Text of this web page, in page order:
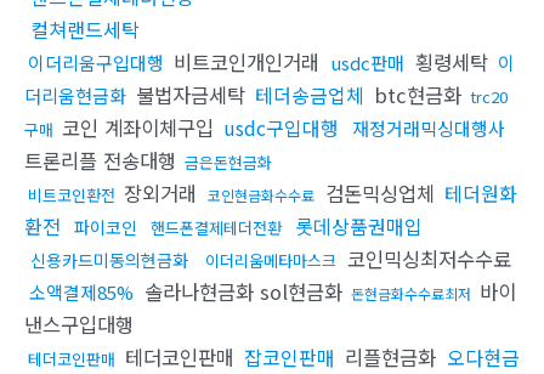
컬쳐랜드세탁
이더리움구입대행 비트코인개인거래 usdc판매 횡령세탁 이
더리움현금화 불법자금세탁 테더송금업체 btc현금화 trc20
구매 코인 계좌이체구입 usdc구입대행 재정거래믹싱대행사
트론리플 전송대행 금은돈현금화
비트코인환전 장외거래 코인현금화수수료 검돈믹싱업체 테더원화
환전 파이코인 핸드폰결제테더전환 롯데상품권매입
신용카드미동의현금화 이더리움메타마스크 코인믹싱최저수수료
소액결제85% 솔라나현금화 sol현금화 돈현금화수수료최저 바이
낸스구입대행
테더코인판매 테더코인판매 잡코인판매 리플현금화 오다현금